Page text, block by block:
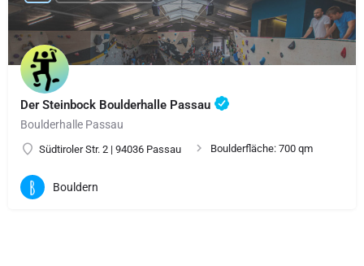
Der Steinbock Boulderhalle Passau
Boulderhalle Passau
Südtiroler Str. 2 | 94036 Passau Boulderfläche: 700 qm
Bouldern